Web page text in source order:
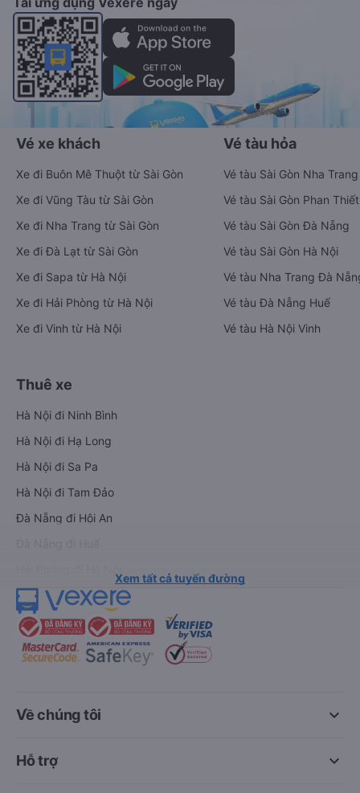
Vé xe khách
Xe đi Buôn Mê Thuột từ Sài Gòn
Xe đi Vũng Tàu từ Sài Gòn
Xe đi Nha Trang từ Sài Gòn
Xe đi Đà Lạt từ Sài Gòn
Xe đi Sapa từ Hà Nội
Xe đi Hải Phòng từ Hà Nội
Xe đi Vinh từ Hà Nội
Vé tàu hỏa
Vé tàu Sài Gòn Nha Trang
Vé tàu Sài Gòn Phan Thiết
Vé tàu Sài Gòn Đà Nẵng
Vé tàu Sài Gòn Hà Nội
Vé tàu Nha Trang Đà
Vé tàu Đà Nẵng Huế
Vé tàu Hà Nội Vinh
Thuê xe
Hà Nội đi Ninh Bình
Hà Nội đi Hạ Long
Hà Nội đi Sa Pa
Hà Nội đi Tam Đảo
Đà Nẵng đi Hội An
Xem tất cả tuyến đường
keyboard_arrow_down
Về chúng tôi
keyboard_arrow_down
Hỗ trợ